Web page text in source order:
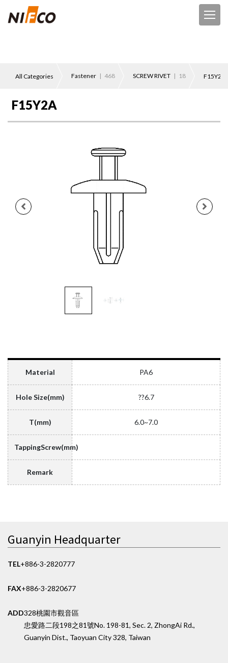
All Categories Fastener | 468 SCREW RIVET | 18 F15Y2A
F15Y2A
Material PA6
Hole Size(mm) ??6.7
T(mm) 6.0~7.0
TappingScrew(mm)
Remark
Guanyin Headquarter
TEL+886-3-2820777
FAX+886-3-2820677
ADD328桃園市觀音區
忠愛路二段198之81號No. 198-81, Sec. 2, ZhongAi Rd.,
Guanyin Dist., Taoyuan City 328, Taiwan